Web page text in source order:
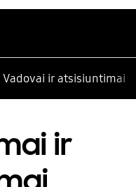
Vadovai ir atsisiuntimai
ir